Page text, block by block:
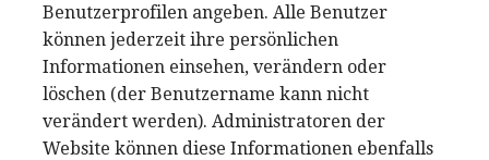
Benutzerprofilen angeben. Alle Benutzer
können jederzeit ihre persönlichen
Informationen einsehen, verändern oder
löschen (der Benutzername kann nicht
verändert werden). Administratoren der
Website können diese Informationen ebenfalls